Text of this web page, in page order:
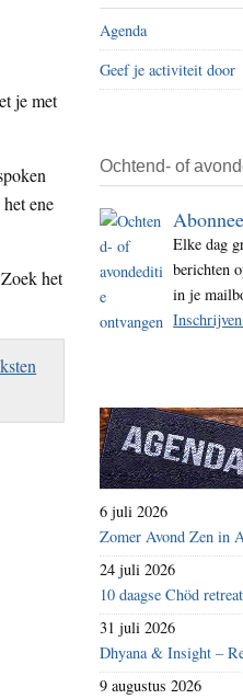
e
je met
ene
het
Agenda
Geef je activiteit door
Ochtend- of
Elke dag
berichten
in je
6 juli 2026
Zomer Avond Zen in
24 juli 2026
10 daagse Chöd retreat
31 juli 2026
Dhyana & Insight –
9 augustus 2026